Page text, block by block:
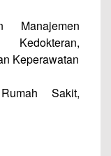
Manajemen
Keperawatan
Sakit,